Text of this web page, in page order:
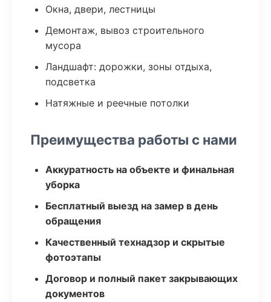
Окна, двери, лестницы
Демонтаж, вывоз строительного
мусора
Ландшафт: дорожки, зоны отдыха,
подсветка
Натяжные и реечные потолки
Преимущества работы с нами
Аккуратность на объекте и финальная
уборка
Бесплатный выезд на замер в день
обращения
Качественный технадзор и скрытые
фотоэтапы
Договор и полный пакет закрывающих
документов